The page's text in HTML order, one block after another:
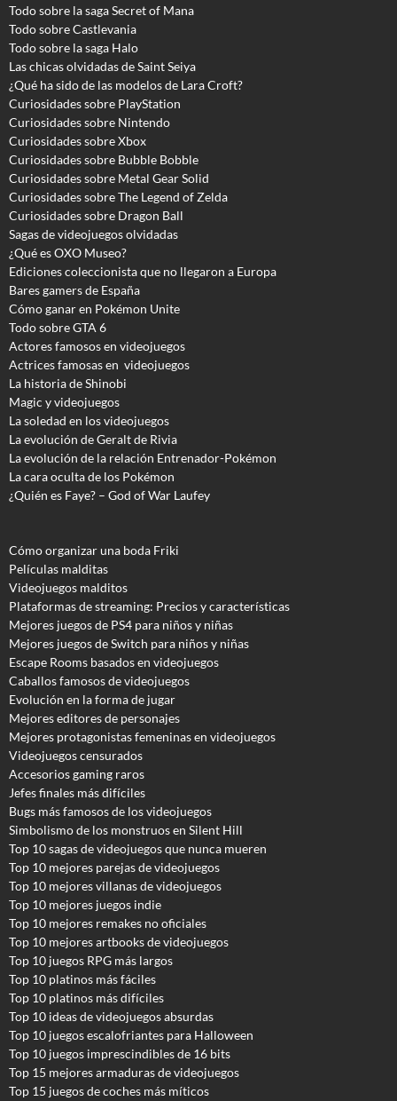
Todo sobre la saga Secret of Mana
Todo sobre Castlevania
Todo sobre la saga Halo
Las chicas olvidadas de Saint Seiya
¿Qué ha sido de las modelos de Lara Croft?
Curiosidades sobre PlayStation
Curiosidades sobre Nintendo
Curiosidades sobre Xbox
Curiosidades sobre Bubble Bobble
Curiosidades sobre Metal Gear Solid
Curiosidades sobre The Legend of Zelda
Curiosidades sobre Dragon Ball
Sagas de videojuegos olvidadas
¿Qué es OXO Museo?
Ediciones coleccionista que no llegaron a Europa
Bares gamers de España
Cómo ganar en Pokémon Unite
Todo sobre GTA 6
Actores famosos en videojuegos
Actrices famosas en videojuegos
La historia de Shinobi
Magic y videojuegos
La soledad en los videojuegos
La evolución de Geralt de Rivia
La evolución de la relación Entrenador-Pokémon
La cara oculta de los Pokémon
¿Quién es Faye? – God of War Laufey
Cómo organizar una boda Friki
Películas malditas
Videojuegos malditos
Plataformas de streaming: Precios y características
Mejores juegos de PS4 para niños y niñas
Mejores juegos de Switch para niños y niñas
Escape Rooms basados en videojuegos
Caballos famosos de videojuegos
Evolución en la forma de jugar
Mejores editores de personajes
Mejores protagonistas femeninas en videojuegos
Videojuegos censurados
Accesorios gaming raros
Jefes finales más difíciles
Bugs más famosos de los videojuegos
Simbolismo de los monstruos en Silent Hill
Top 10 sagas de videojuegos que nunca mueren
Top 10 mejores parejas de videojuegos
Top 10 mejores villanas de videojuegos
Top 10 mejores juegos indie
Top 10 mejores remakes no oficiales
Top 10 mejores artbooks de videojuegos
Top 10 juegos RPG más largos
Top 10 platinos más fáciles
Top 10 platinos más difíciles
Top 10 ideas de videojuegos absurdas
Top 10 juegos escalofriantes para Halloween
Top 10 juegos imprescindibles de 16 bits
Top 15 mejores armaduras de videojuegos
Top 15 juegos de coches más míticos